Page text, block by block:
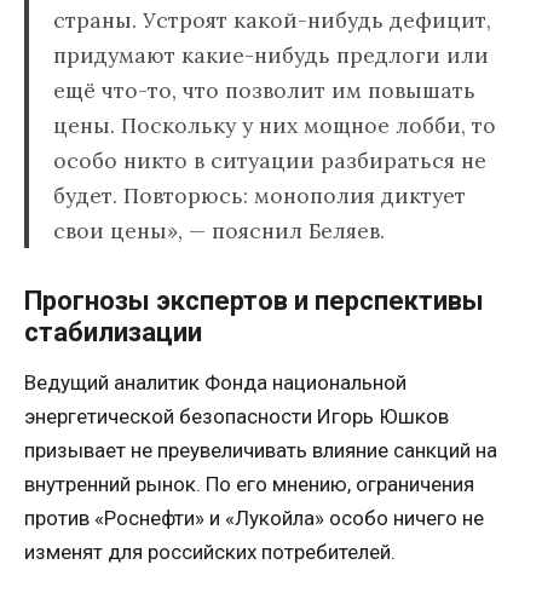
страны. Устроят какой-нибудь дефицит,
придумают какие-нибудь предлоги или
ещё что-то, что позволит им повышать
цены. Поскольку у них мощное лобби, то
особо никто в ситуации разбираться не
будет. Повторюсь: монополия диктует
свои цены», — пояснил Беляев.
Прогнозы экспертов и перспективы
стабилизации
Ведущий аналитик Фонда национальной
энергетической безопасности Игорь Юшков
призывает не преувеличивать влияние санкций на
внутренний рынок. По его мнению, ограничения
против «Роснефти» и «Лукойла» особо ничего не
изменят для российских потребителей.